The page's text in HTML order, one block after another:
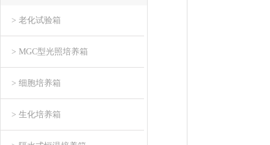
> 老化试验箱
> MGC型光照培养箱
> 细胞培养箱
> 生化培养箱